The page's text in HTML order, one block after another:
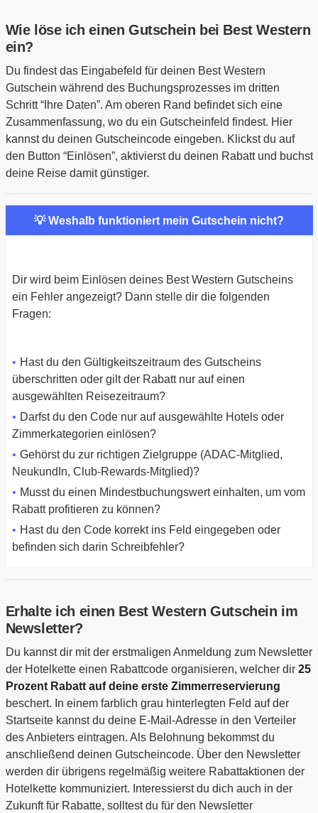
Wie löse ich einen Gutschein bei Best Western
ein?
Du findest das Eingabefeld für deinen Best Western
Gutschein während des Buchungsprozesses im dritten
Schritt “Ihre Daten”. Am oberen Rand befindet sich eine
Zusammenfassung, wo du ein Gutscheinfeld findest. Hier
kannst du deinen Gutscheincode eingeben. Klickst du auf
den Button “Einlösen”, aktivierst du deinen Rabatt und buchst
deine Reise damit günstiger.
💡 Weshalb funktioniert mein Gutschein nicht?
Dir wird beim Einlösen deines Best Western Gutscheins
ein Fehler angezeigt? Dann stelle dir die folgenden
Fragen:
Hast du den Gültigkeitszeitraum des Gutscheins
überschritten oder gilt der Rabatt nur auf einen
ausgewählten Reisezeitraum?
Darfst du den Code nur auf ausgewählte Hotels oder
Zimmerkategorien einlösen?
Gehörst du zur richtigen Zielgruppe (ADAC-Mitglied,
NeukundIn, Club-Rewards-Mitglied)?
Musst du einen Mindestbuchungswert einhalten, um vom
Rabatt profitieren zu können?
Hast du den Code korrekt ins Feld eingegeben oder
befinden sich darin Schreibfehler?
Erhalte ich einen Best Western Gutschein im
Newsletter?
Du kannst dir mit der erstmaligen Anmeldung zum Newsletter
der Hotelkette einen Rabattcode organisieren, welcher dir 25
Prozent Rabatt auf deine erste Zimmerreservierung
beschert. In einem farblich grau hinterlegten Feld auf der
Startseite kannst du deine E-Mail-Adresse in den Verteiler
des Anbieters eintragen. Als Belohnung bekommst du
anschließend deinen Gutscheincode. Über den Newsletter
werden dir übrigens regelmäßig weitere Rabattaktionen der
Hotelkette kommuniziert. Interessierst du dich auch in der
Zukunft für Rabatte, solltest du für den Newsletter